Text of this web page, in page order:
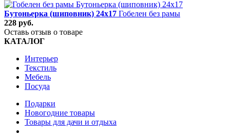
Бутоньерка (шиповник) 24х17 Гобелен без рамы
228 руб.
Оставь отзыв о товаре
КАТАЛОГ
Интерьер
Текстиль
Мебель
Посуда
Подарки
Новогодние товары
Товары для дачи и отдыха